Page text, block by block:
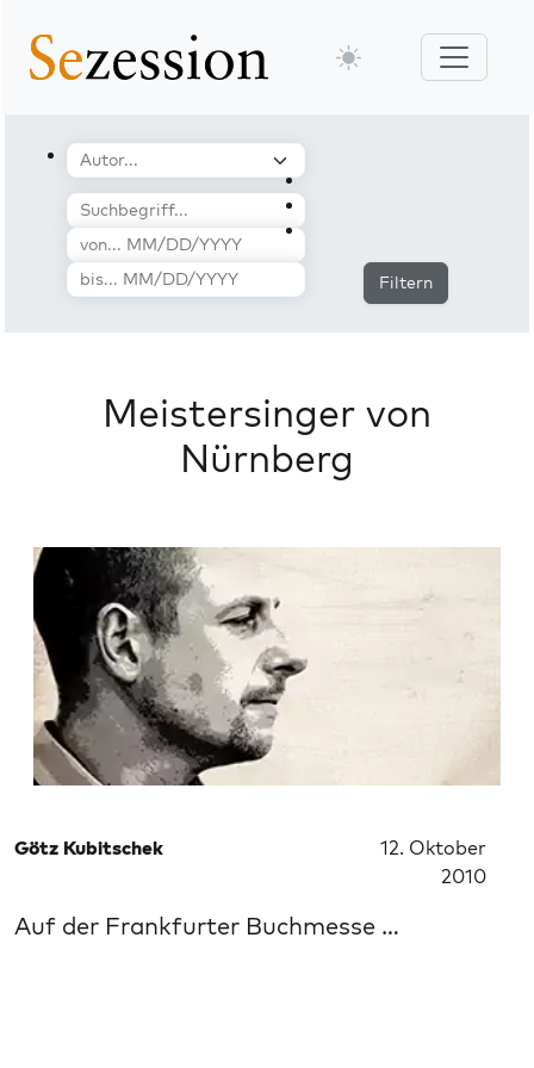
Filtern
Meistersinger von
Nürnberg
Götz Kubitschek
12. Oktober
2010
Auf der Frankfurter Buchmesse …